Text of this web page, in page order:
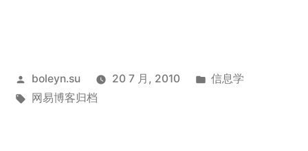
发
布
boleyn.su 20 7 月, 2010
发
信息学
标
网易博客归档